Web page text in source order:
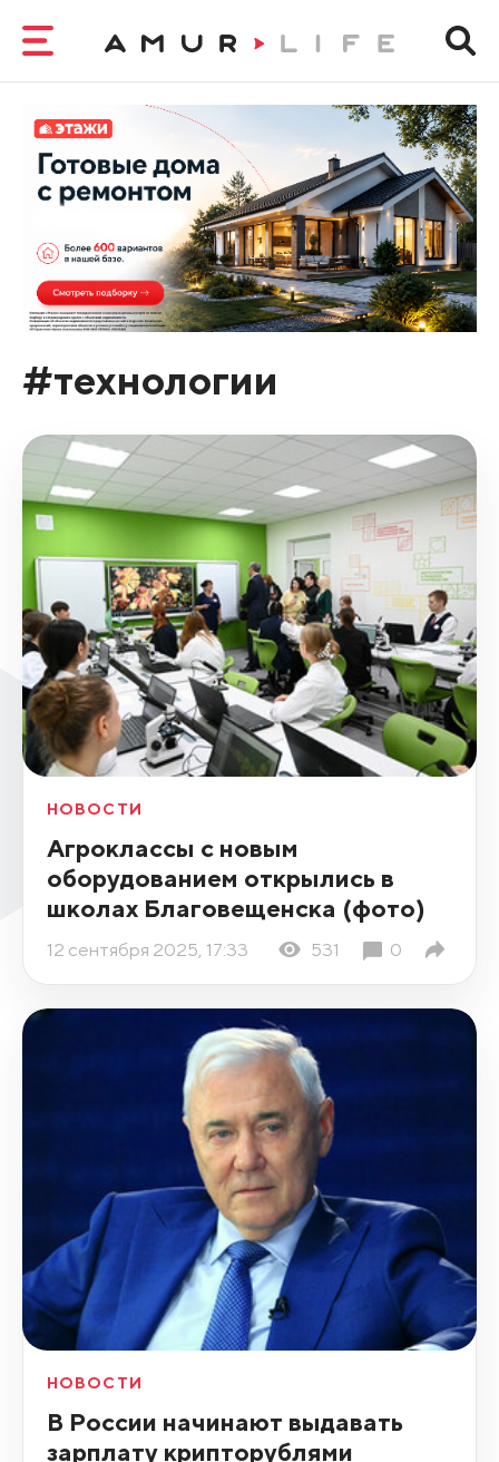
#технологии
НОВОСТИ
Агроклассы с новым
оборудованием открылись в
школах Благовещенска (фото)
12 сентября 2025, 17:33 531 0
НОВОСТИ
В России начинают выдавать
зарплату крипторублями